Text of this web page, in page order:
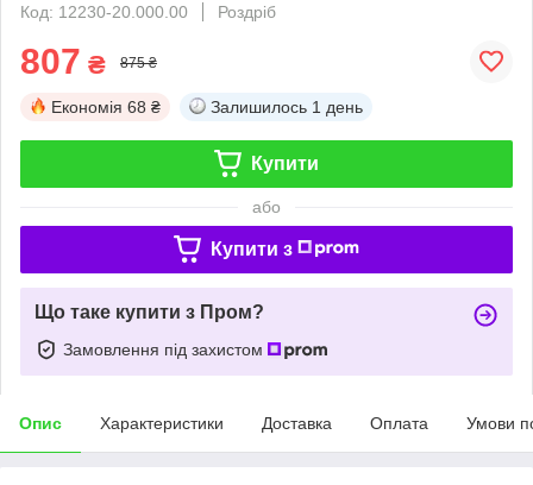
Код: 12230-20.000.00
Роздріб
807 ₴ 875 ₴
Економія 68 ₴ Залишилось 1 день
Купити
або
Купити з
Що таке купити з Пром?
Замовлення під захистом
Опис Характеристики Доставка Оплата Умови